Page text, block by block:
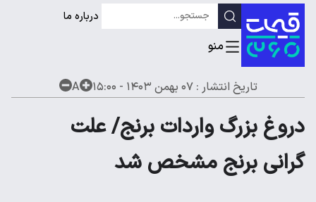
درباره ما
تاریخ انتشار :۰۷ بهمن ۱۴۰۳ - ۱۵:۰۰ A
دروغ بزرگ واردات برنج/ علت
گرانی برنج مشخص شد